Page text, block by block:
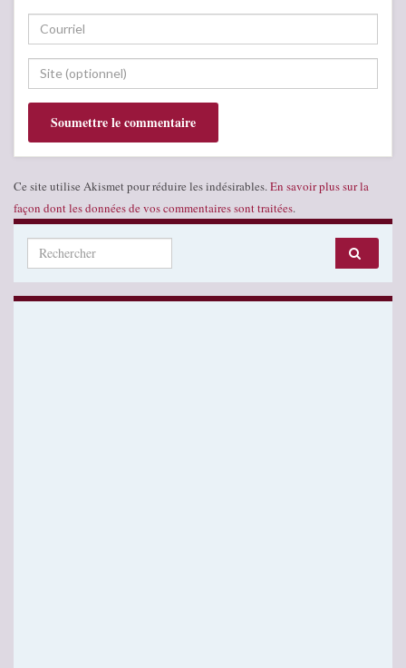
Ce site utilise Akismet pour réduire les indésirables. En savoir plus sur la
façon dont les données de vos commentaires sont traitées.
Search for: